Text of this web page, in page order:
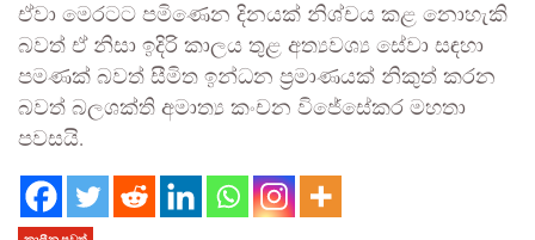
ඒවා මෙරටට පමිණෙන දිනයක් නිශ්චය කළ නොහැකි
බවත් ඒ නිසා ඉදිරි කාලය තුළ අත්‍යවශ්‍ය සේවා සඳහා
පමණක් බවත් සීමිත ඉන්ධන ප්‍රමාණයක් නිකුත් කරන
බවත් බලශක්ති අමාත්‍ය කංචන විජේසේකර මහතා
පවසයි.